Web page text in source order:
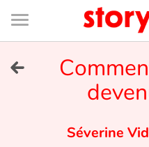
Connexion
Bibliothèque
de
page
Tester gratuitement
Séverine